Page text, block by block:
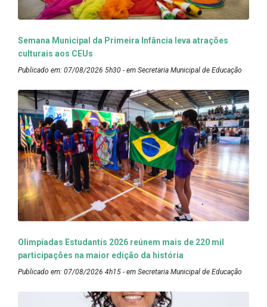
Semana Municipal da Primeira Infância leva atrações
culturais aos CEUs
Publicado em: 07/08/2026 5h30 - em Secretaria Municipal de Educação
Olimpíadas Estudantis 2026 reúnem mais de 220 mil
participações na maior edição da história
Publicado em: 07/08/2026 4h15 - em Secretaria Municipal de Educação